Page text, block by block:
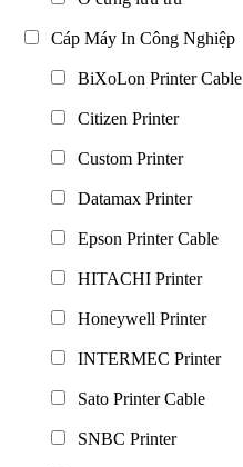
Cáp Máy In Công Nghiệp
BiXoLon Printer Cable
Citizen Printer
Custom Printer
Datamax Printer
Epson Printer Cable
HITACHI Printer
Honeywell Printer
INTERMEC Printer
Sato Printer Cable
SNBC Printer